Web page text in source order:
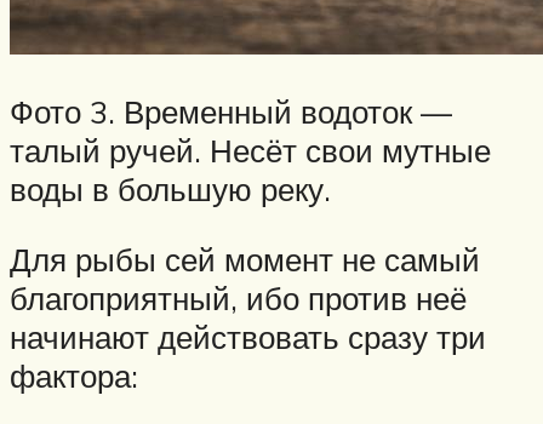
Фото 3. Временный водоток —
талый ручей. Несёт свои мутные
воды в большую реку.
Для рыбы сей момент не самый
благоприятный, ибо против неё
начинают действовать сразу три
фактора: